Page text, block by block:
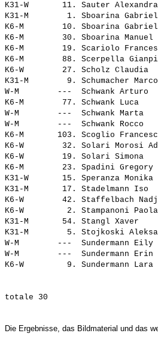
K31-W       11. Sauter
K31-M        1. Sboarina
K6-M        10. Sboarina
K6-M        30. Sboarina
K6-M        19. Scariolo
K6-M        88. Scerpella
K6-W        27. Scholz
K31-M        9.
W-M        --- Schwank
K6-M        77. Schwank
W-M        --- Schwank
W-M        --- Schwank
K6-M       103. Scoglio
K6-W        32. Solari
K6-W        19. Solari
K6-M        23. Spadini
K31-W       15. Speranza
K31-M       17.
K6-W        42. Staffelbach
K6-W         2.
K31-M       54. Stangl
K31-M        5. Stojkoski
W-M        ---
W-M        ---
K6-W         9.
Die Ergebnisse, das Bildmaterial und das